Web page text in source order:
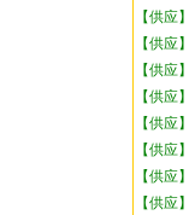
【供应】
【供应】
【供应】
【供应】
【供应】
【供应】
【供应】
【供应】